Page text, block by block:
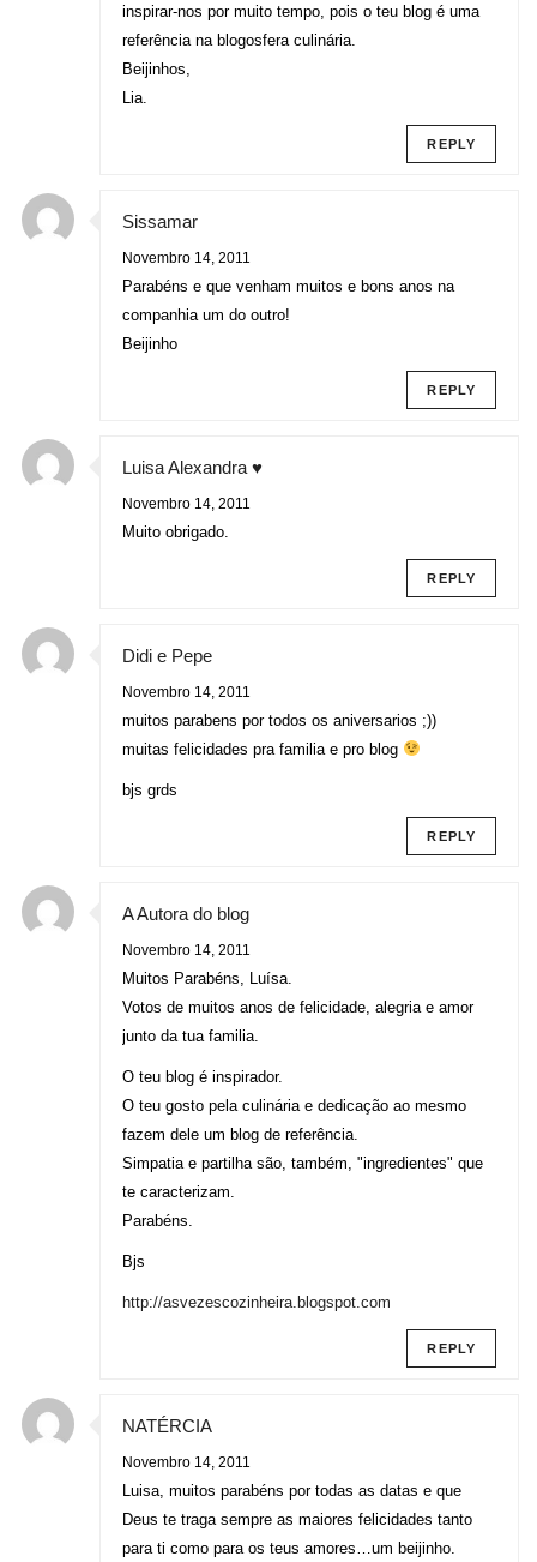
inspirar-nos por muito tempo, pois o teu blog é uma
referência na blogosfera culinária.
Beijinhos,
Lia.
REPLY
Sissamar
Novembro 14, 2011
Parabéns e que venham muitos e bons anos na
companhia um do outro!
Beijinho
REPLY
Luisa Alexandra ♥
Novembro 14, 2011
Muito obrigado.
REPLY
Didi e Pepe
Novembro 14, 2011
muitos parabens por todos os aniversarios ;))
muitas felicidades pra familia e pro blog
bjs grds
REPLY
A Autora do blog
Novembro 14, 2011
Muitos Parabéns, Luísa.
Votos de muitos anos de felicidade, alegria e amor
junto da tua familia.
O teu blog é inspirador.
O teu gosto pela culinária e dedicação ao mesmo
fazem dele um blog de referência.
Simpatia e partilha são, também, "ingredientes" que
te caracterizam.
Parabéns.
Bjs
http://asvezescozinheira.blogspot.com
REPLY
NATÉRCIA
Novembro 14, 2011
Luisa, muitos parabéns por todas as datas e que
Deus te traga sempre as maiores felicidades tanto
para ti como para os teus amores…um beijinho.